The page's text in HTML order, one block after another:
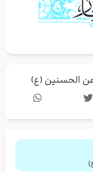
الحسنين (ع)